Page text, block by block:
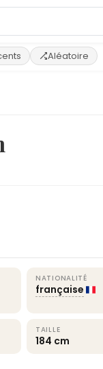
Aléatoire
NATIONALITÉ
française
TAILLE
184 cm